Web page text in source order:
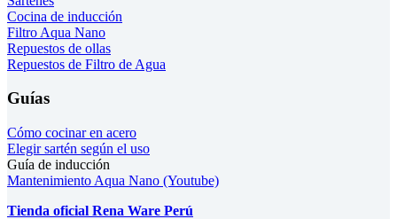
Cocina de inducción
Filtro Aqua Nano
Repuestos de ollas
Repuestos de Filtro de Agua
Guías
Cómo cocinar en acero
Elegir sartén según el uso
Guía de inducción
Mantenimiento Aqua Nano (Youtube)
Tienda oficial Rena Ware Perú